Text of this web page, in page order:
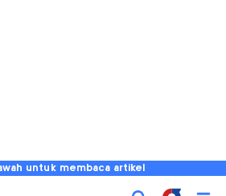
untuk membaca artikel